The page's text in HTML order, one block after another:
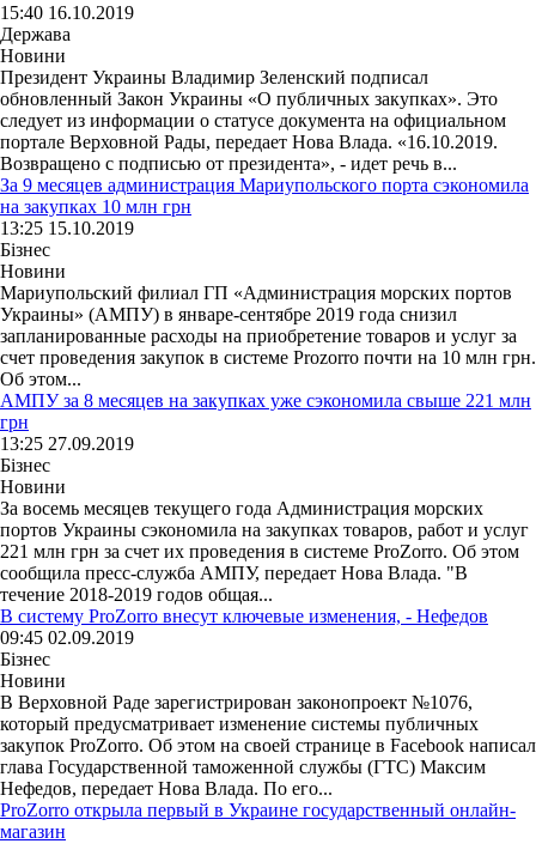
15:40 16.10.2019
Держава
Новини
Президент Украины Владимир Зеленский подписал
обновленный Закон Украины «О публичных закупках». Это
следует из информации о статусе документа на официальном
портале Верховной Рады, передает Нова Влада. «16.10.2019.
Возвращено с подписью от президента», - идет речь в...
За 9 месяцев администрация Мариупольского порта сэкономила
на закупках 10 млн грн
13:25 15.10.2019
Бізнес
Новини
Мариупольский филиал ГП «Администрация морских портов
Украины» (АМПУ) в январе-сентябре 2019 года снизил
запланированные расходы на приобретение товаров и услуг за
счет проведения закупок в системе Prozorro почти на 10 млн грн.
Об этом...
АМПУ за 8 месяцев на закупках уже сэкономила свыше 221 млн
грн
13:25 27.09.2019
Бізнес
Новини
За восемь месяцев текущего года Администрация морских
портов Украины сэкономила на закупках товаров, работ и услуг
221 млн грн за счет их проведения в системе ProZorro. Об этом
сообщила пресс-служба АМПУ, передает Нова Влада. "В
течение 2018-2019 годов общая...
В систему ProZorro внесут ключевые изменения, - Нефедов
09:45 02.09.2019
Бізнес
Новини
В Верховной Раде зарегистрирован законопроект №1076,
который предусматривает изменение системы публичных
закупок ProZorro. Об этом на своей странице в Facebook написал
глава Государственной таможенной службы (ГТС) Максим
Нефедов, передает Нова Влада. По его...
ProZorro открыла первый в Украине государственный онлайн-
магазин